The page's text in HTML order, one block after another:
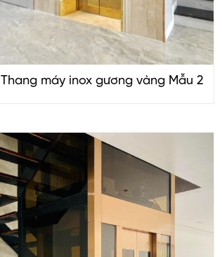
Thang máy inox gương vàng Mẫu 2